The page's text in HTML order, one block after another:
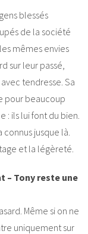
blessés
de la société
mêmes envies
sur leur passé,
tendresse. Sa
pour beaucoup
: ils lui font du bien.
jusque là.
et la légèreté.
– Tony reste une
Même si on ne
uniquement sur